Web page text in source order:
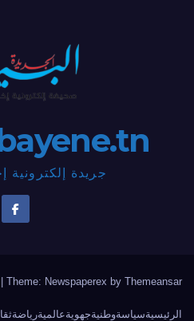
جريدة إلكترونية
Theme: Newspaperex by Themeansar
الرئيسيةسياسةوطنيةجهويةعالميةرياضة